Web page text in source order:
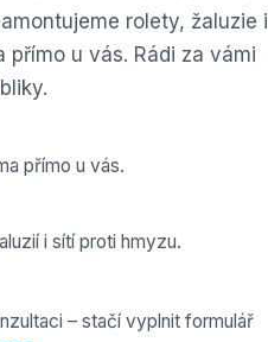
rolety, žaluzie i
u vás. Rádi za vámi
přímo u vás.
i sítí proti hmyzu.
– stačí vyplnit formulář